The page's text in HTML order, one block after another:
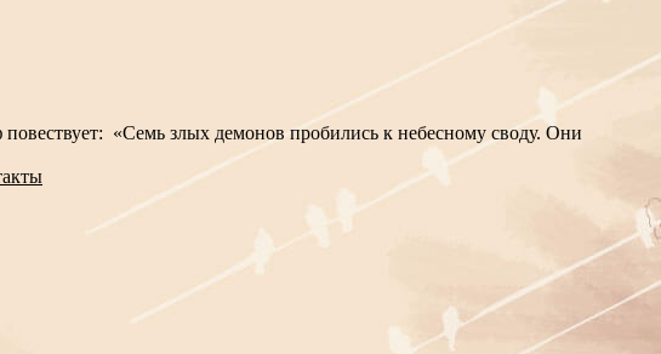
«Семь злых демонов пробились к небесному своду. Они